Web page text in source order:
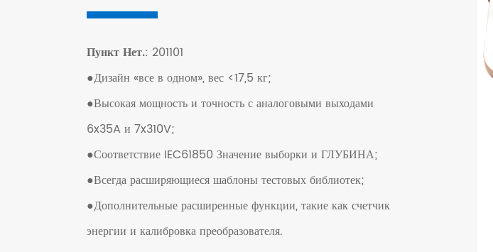
Пункт Нет.: 201101
●Дизайн «все в одном», вес <17,5 кг;
●Высокая мощность и точность с аналоговыми выходами
6x35A и 7x310V;
●Соответствие IEC61850 Значение выборки и ГЛУБИНА;
●Всегда расширяющиеся шаблоны тестовых библиотек;
●Дополнительные расширенные функции, такие как счетчик
энергии и калибровка преобразователя.